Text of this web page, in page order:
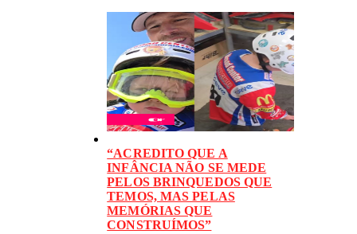
“ACREDITO QUE A
INFÂNCIA NÃO SE MEDE
PELOS BRINQUEDOS QUE
TEMOS, MAS PELAS
MEMÓRIAS QUE
CONSTRUÍMOS”